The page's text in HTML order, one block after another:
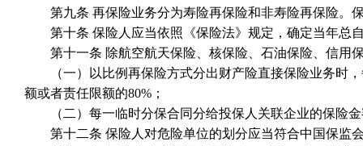
第九条 再保险业务分为寿险再保险和非寿险再保险。
第十条 保险人应当依照《保险法》规定，确定当年总
第十一条 除航空航天保险、核保险、石油保险、信用
（一）以比例再保险方式分出财产险直接保险业务时，
额或者责任限额的80%；
（二）每一临时分保合同分给投保人关联企业的保险金
第十二条 保险人对危险单位的划分应当符合中国保监会